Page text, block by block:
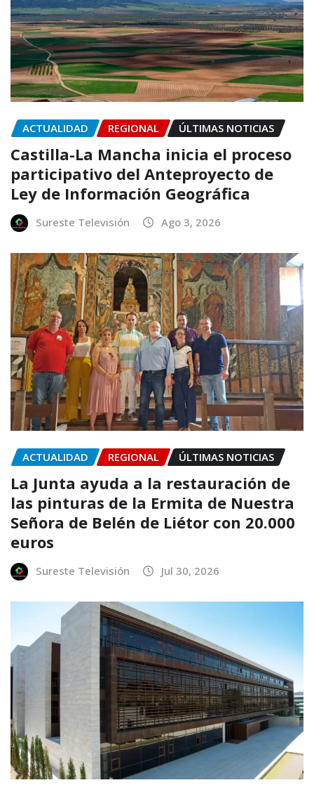
ACTUALIDAD REGIONAL ÚLTIMAS NOTICIAS
Castilla-La Mancha inicia el proceso
participativo del Anteproyecto de
Ley de Información Geográfica
Sureste Televisión Ago 3, 2026
ACTUALIDAD REGIONAL ÚLTIMAS NOTICIAS
La Junta ayuda a la restauración de
las pinturas de la Ermita de Nuestra
Señora de Belén de Liétor con 20.000
euros
Sureste Televisión Jul 30, 2026